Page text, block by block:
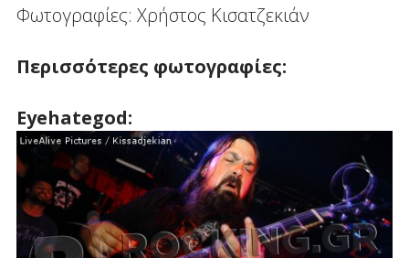
Φωτογραφίες: Χρήστος Κισατζεκιάν
Περισσότερες φωτογραφίες:
Eyehategod: